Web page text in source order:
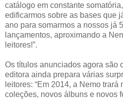
catálogo em constante
edificarmos sobre as bases que
ano para somarmos a nossos já
lançamentos, aproximando a
leitores!”.
Os títulos anunciados agora são
editora ainda prepara várias
leitores: “Em 2014, a Nemo
coleções, novos álbuns e novos